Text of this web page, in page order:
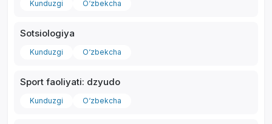
Kunduzgi O‘zbekcha
Sotsiologiya
Kunduzgi O‘zbekcha
Sport faoliyati: dzyudo
Kunduzgi O‘zbekcha